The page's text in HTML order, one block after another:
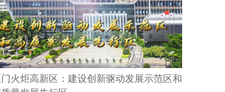
火炬高新区：建设创新驱动发展示范区和